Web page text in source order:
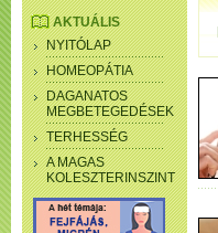
AKTUÁLIS
NYITÓLAP
HOMEOPÁTIA
DAGANATOS
MEGBETEGEDÉSEK
TERHESSÉG
A MAGAS
KOLESZTERINSZINT